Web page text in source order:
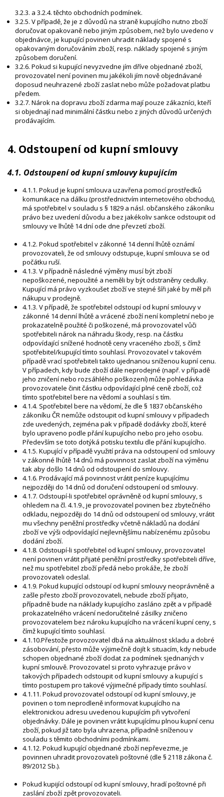
3.2.3. a 3.2.4. těchto obchodních podmínek.
3.2.5. V případě, že je z důvodů na straně kupujícího nutno zboží
doručovat opakovaně nebo jiným způsobem, než bylo uvedeno v
objednávce, je kupující povinen uhradit náklady spojené s
opakovaným doručováním zboží, resp. náklady spojené s jiným
způsobem doručení.
3.2.6. Pokud si kupující nevyzvedne jím dříve objednané zboží,
provozovatel není povinen mu jakékoli jím nově objednávané
doposud neuhrazené zboží zaslat nebo může požadovat platbu
předem.
3.2.7. Nárok na dopravu zboží zdarma mají pouze zákazníci, kteří
si objednají nad minimální částku nebo z jiných důvodů určených
prodávajícím.
4. Odstoupení od kupní smlouvy
4.1. Odstoupení od kupní smlouvy kupujícím
4.1.1. Pokud je kupní smlouva uzavřena pomocí prostředků
komunikace na dálku (prostřednictvím internetového obchodu),
má spotřebitel v souladu s § 1829 a násl. občanského zákoníku
právo bez uvedení důvodu a bez jakékoliv sankce odstoupit od
smlouvy ve lhůtě 14 dní ode dne převzetí zboží.
4.1.2. Pokud spotřebitel v zákonné 14 denní lhůtě oznámí
provozovateli, že od smlouvy odstupuje, kupní smlouva se od
počátku ruší.
4.1.3. V případně následné výměny musí být zboží
nepoškozené, nepoužité a neměli by být odstraněny cedulky.
Kupující má právo vyzkoušet zboží ve stejné šíři jaké by měl při
nákupu v prodejně.
4.1.3. V případě, že spotřebitel odstoupí od kupní smlouvy v
zákonné 14 denní lhůtě a vrácené zboží není kompletní nebo je
prokazatelně použité či poškozené, má provozovatel vůči
spotřebiteli nárok na náhradu škody, resp. na částku
odpovídající snížené hodnotě ceny vraceného zboží, s čímž
spotřebitel/kupující tímto souhlasí. Provozovatel v takovém
případě vrací spotřebiteli takto ujednanou sníženou kupní cenu.
V případech, kdy bude zboží dále neprodejné (např. v případě
jeho zničení nebo rozsáhlého poškození) může pohledávka
provozovatele činit částku odpovídající plné ceně zboží, což
tímto spotřebitel bere na vědomí a souhlasí s tím.
4.1.4. Spotřebitel bere na vědomí, že dle § 1837 občanského
zákoníku ČR nemůže odstoupit od kupní smlouvy v případech
zde uvedených, zejména pak v případě dodávky zboží, které
bylo upraveno podle přání kupujícího nebo pro jeho osobu.
Především se toto dotýká potisku textilu dle přání kupujícího.
4.1.5. Kupující v případě využití práva na odstoupení od smlouvy
v zákonné lhůtě 14 dnů má povinnost zaslat zboží na výměnu
tak aby došlo 14 dnů od odstoupení do smlouvy.
4.1.6. Prodávající má povinnost vrátit peníze kupujícímu
nejpozději do 14 dnů od doručení odstoupení od smlouvy.
4.1.7. Odstoupí-li spotřebitel oprávněně od kupní smlouvy, s
ohledem na čl. 4.1.9., je provozovatel povinen bez zbytečného
odkladu, nejpozději do 14 dnů od odstoupení od smlouvy, vrátit
mu všechny peněžní prostředky včetně nákladů na dodání
zboží ve výši odpovídající nejlevnějšímu nabízenému způsobu
dodání zboží.
4.1.8. Odstoupí-li spotřebitel od kupní smlouvy, provozovatel
není povinen vrátit přijaté peněžní prostředky spotřebiteli dříve,
než mu spotřebitel zboží předá nebo prokáže, že zboží
provozovateli odeslal.
4.1.9. Pokud kupující odstoupí od kupní smlouvy neoprávněně a
zašle přesto zboží provozovateli, nebude zboží přijato,
případně bude na náklady kupujícího zasláno zpět a v případě
prokazatelného vrácení nedoručitelné zásilky zničeno
provozovatelem bez nároku kupujícího na vrácení kupní ceny, s
čímž kupující tímto souhlasí.
4.1.10.Přestože provozovatel dbá na aktuálnost skladu a dobré
zásobování, přesto může výjimečně dojít k situacím, kdy nebude
schopen objednané zboží dodat za podmínek sjednaných v
kupní smlouvě. Provozovatel si proto vyhrazuje právo v
takových případech odstoupit od kupní smlouvy a kupující s
tímto postupem pro takové výjimečné případy tímto souhlasí.
4.1.11. Pokud provozovatel odstoupí od kupní smlouvy, je
povinen o tom neprodleně informovat kupujícího na
elektronickou adresu uvedenou kupujícím při vytvoření
objednávky. Dále je povinen vrátit kupujícímu plnou kupní cenu
zboží, pokud již tato byla uhrazena, případně sníženou v
souladu s těmito obchodními podmínkami.
4.1.12. Pokud kupující objednané zboží nepřevezme, je
povinnen uhradit provozovateli poštovné (dle § 2118 zákona č.
89/2012 Sb.).
Pokud kupijící odstoupí od kupní smlouvy, hradí poštovné při
zaslání zboží zpět provozovateli.